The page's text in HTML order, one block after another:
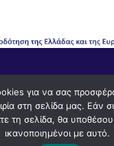
© Powered by Knowledge AE
για να σας
στη σελίδα μας. Εάν
τη σελίδα, θα
ικανοποιημένοι με αυτό.